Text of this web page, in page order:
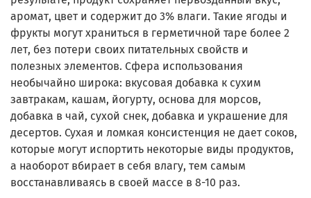
аромат, цвет и содержит до 3% влаги. Такие ягоды и
фрукты могут храниться в герметичной таре более 2
лет, без потери своих питательных свойств и
полезных элементов. Сфера использования
необычайно широка: вкусовая добавка к сухим
завтракам, кашам, йогурту, основа для морсов,
добавка в чай, сухой снек, добавка и украшение для
десертов. Сухая и ломкая консистенция не дает соков,
которые могут испортить некоторые виды продуктов,
а наоборот вбирает в себя влагу, тем самым
восстанавливаясь в своей массе в 8-10 раз.